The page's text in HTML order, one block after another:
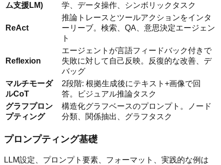
ム支援LM)
学、データ操作、シンボリックタスク
ReAct
推論トレースとツールアクションをインタ
ーリーブ。検索、QA、意思決定エージェン
ト
Reflexion
エージェントが言語フィードバック付きで
失敗に対して自己反映。反復的な改善、デ
バッグ
マルチモーダ
ルCoT
2段階: 根拠生成後にテキスト+画像で回
答。ビジュアル推論タスク
グラフプロン
プティング
構造化グラフベースのプロンプト。ノード
分類、関係抽出、グラフタスク
プロンプティング基礎
LLM設定、プロンプト要素、フォーマット、実践的な例は